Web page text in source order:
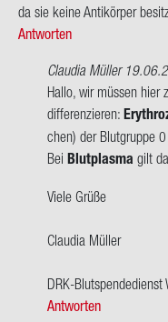
da sie keine An­ti­kör­per
Antworten
Claudia Müller
Ant­
wort
auf
Hallo,
dach­
immer
von
W.
Hallo, wir müs­sen hier
dif­fe­ren­zie­ren:
chen) der Blut­grup­pe
Bei Blut­plas­ma gilt
Viele Grüße
Clau­dia Mül­ler
DRK-​Blutspendedienst
Antworten